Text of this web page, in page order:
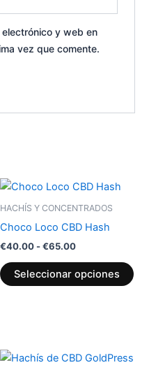
y web en
vez que comente.
HACHÍS Y CONCENTRADOS
Choco Loco CBD Hash
€40.00 -€65.00
Rango
precios:
€40.00
hasta
Seleccionar opciones
Las